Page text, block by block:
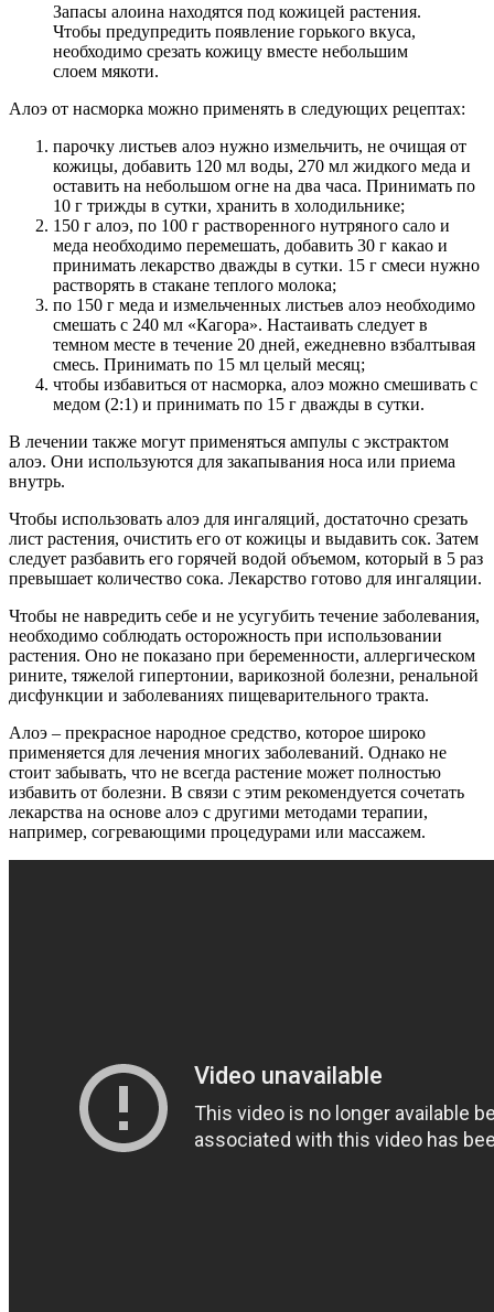
Запасы алоина находятся под кожицей растения.
Чтобы предупредить появление горького вкуса,
необходимо срезать кожицу вместе небольшим
слоем мякоти.
Алоэ от насморка можно применять в следующих рецептах:
парочку листьев алоэ нужно измельчить, не очищая от
кожицы, добавить 120 мл воды, 270 мл жидкого меда и
оставить на небольшом огне на два часа. Принимать по
10 г трижды в сутки, хранить в холодильнике;
150 г алоэ, по 100 г растворенного нутряного сало и
меда необходимо перемешать, добавить 30 г какао и
принимать лекарство дважды в сутки. 15 г смеси нужно
растворять в стакане теплого молока;
по 150 г меда и измельченных листьев алоэ необходимо
смешать с 240 мл «Кагора». Настаивать следует в
темном месте в течение 20 дней, ежедневно взбалтывая
смесь. Принимать по 15 мл целый месяц;
чтобы избавиться от насморка, алоэ можно смешивать с
медом (2:1) и принимать по 15 г дважды в сутки.
В лечении также могут применяться ампулы с экстрактом
алоэ. Они используются для закапывания носа или приема
внутрь.
Чтобы использовать алоэ для ингаляций, достаточно срезать
лист растения, очистить его от кожицы и выдавить сок. Затем
следует разбавить его горячей водой объемом, который в 5 раз
превышает количество сока. Лекарство готово для ингаляции.
Чтобы не навредить себе и не усугубить течение заболевания,
необходимо соблюдать осторожность при использовании
растения. Оно не показано при беременности, аллергическом
рините, тяжелой гипертонии, варикозной болезни, ренальной
дисфункции и заболеваниях пищеварительного тракта.
Алоэ – прекрасное народное средство, которое широко
применяется для лечения многих заболеваний. Однако не
стоит забывать, что не всегда растение может полностью
избавить от болезни. В связи с этим рекомендуется сочетать
лекарства на основе алоэ с другими методами терапии,
например, согревающими процедурами или массажем.